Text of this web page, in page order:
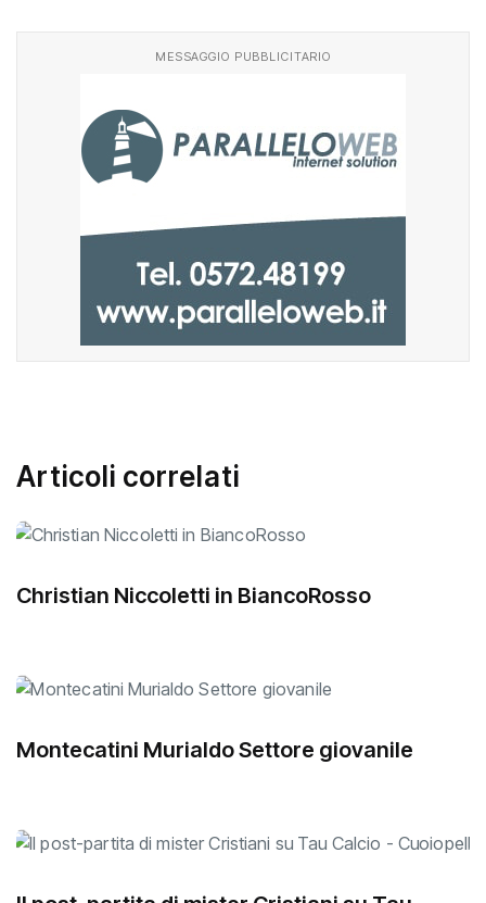
MESSAGGIO PUBBLICITARIO
Articoli correlati
Christian Niccoletti in BiancoRosso
Montecatini Murialdo Settore giovanile